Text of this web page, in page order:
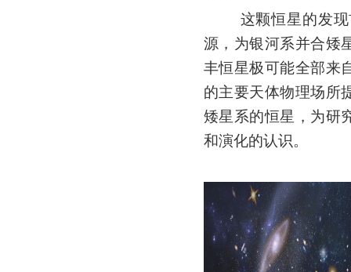
这颗恒星的发
源，为银河系并合矮
丰恒星极可能全部来
的主要天体物理场所
矮星系的恒星，为研
和演化的认识。